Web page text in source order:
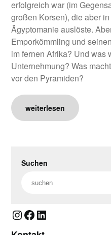
erfolgreich war (im
großen Korsen), die aber
Ägyptomanie auslöste.
Emporkömmling und
im fernen Afrika? Und was
Unternehmung? Was
vor den Pyramiden?
weiterlesen
Suchen
Instagram
Facebook
LinkedIn